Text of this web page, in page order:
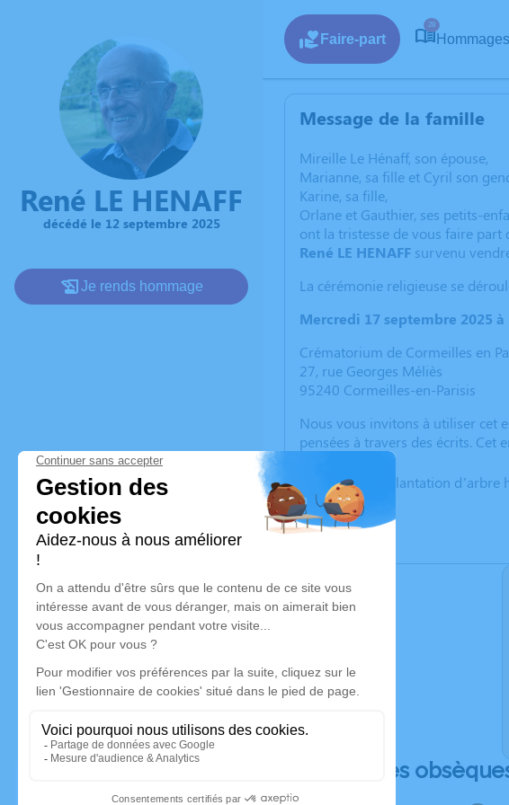
René LE HENAFF
décédé le 12 septembre 2025
Je rends hommage
Faire-part
28
Hommages
Message de la famille
Mireille Le Hénaff, son épouse,
Marianne, sa fille et Cyril son
Karine, sa fille,
Orlane et Gauthier, ses petits-
ont la tristesse de vous faire part
René LE HENAFF survenu
La cérémonie religieuse se
Mercredi 17 septembre 2025 à
Crématorium de Cormeilles en
27, rue Georges Méliès
95240 Cormeilles-en-Parisis
Nous vous invitons à utiliser cet
pensées à travers des écrits. Cet
Un service de plantation d’arbre
Déroulé des